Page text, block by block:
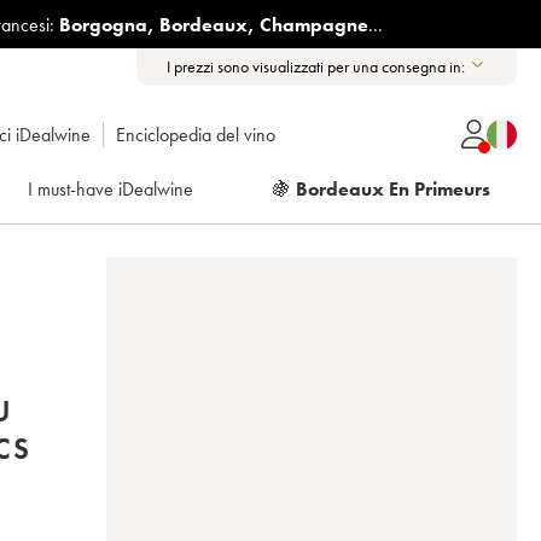
Borgogna, Bordeaux, Champagne...
I prezzi sono visualizzati per una consegna in:
iDealwine Enciclopedia del vino
I must-have iDealwine 🍇 Bordeaux En Primeurs